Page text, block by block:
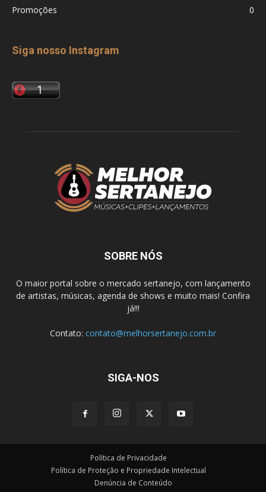
Promoções
0
Siga nosso Instagram
SOBRE NÓS
O maior portal sobre o mercado sertanejo, com lançamento
de artistas, músicas, agenda de shows e muito mais! Confira
já!!!
Contato: contato@melhorsertanejo.com.br
SIGA-NOS
Política de Privacidade
Política de Proteção e Propriedade Intelectual
Denúncia de Conteúdo